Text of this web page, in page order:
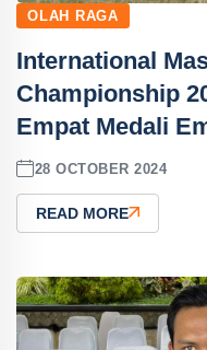
OLAH RAGA
International
Championship
Empat Medali
28 OCTOBER 2024
READ MORE